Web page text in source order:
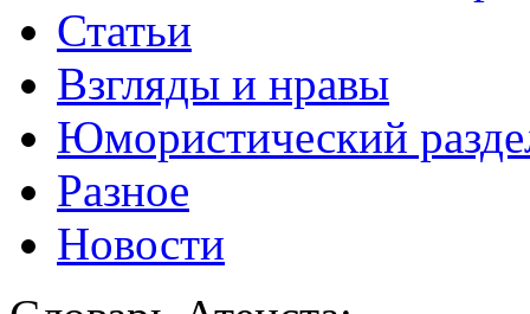
Статьи
Взгляды и нравы
Юмористический
Разное
Новости